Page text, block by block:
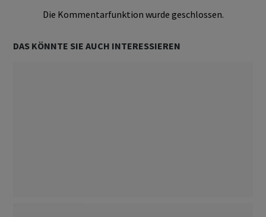
Die Kommentarfunktion wurde geschlossen.
DAS KÖNNTE SIE AUCH INTERESSIEREN